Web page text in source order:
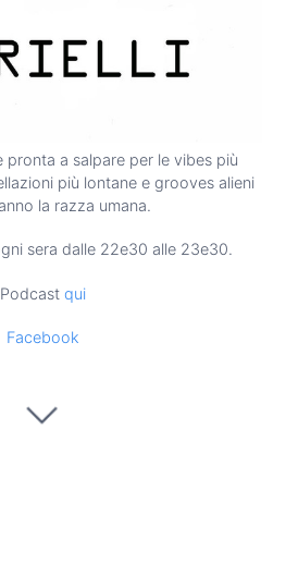
pronta a salpare per le vibes più
più lontane e grooves alieni
la razza umana.
sera dalle 22e30 alle 23e30.
Podcast qui
Facebook